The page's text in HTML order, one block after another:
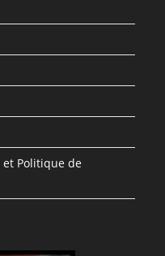
et Politique de